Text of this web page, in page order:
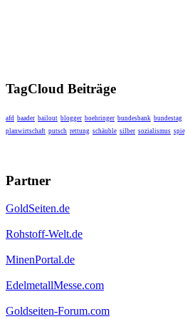
TagCloud Beiträge
afd baader bailout blogger boehringer bundesbank bundestag
planwirtschaft putsch rettung schäuble silber sozialismus
Partner
GoldSeiten.de
Rohstoff-Welt.de
MinenPortal.de
EdelmetallMesse.com
Goldseiten-Forum.com